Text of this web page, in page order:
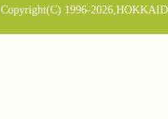
Copyright(C) 1996-